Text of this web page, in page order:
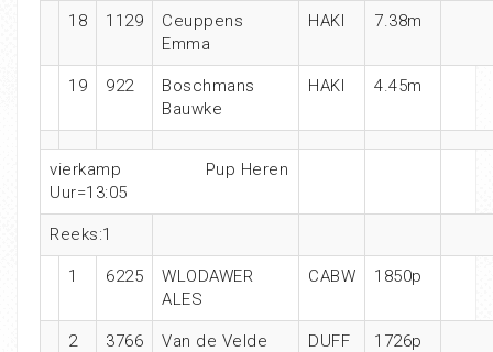
18 1129
Ceuppens
Emma
HAKI 7.38m
19 922
Boschmans
Bauwke
HAKI 4.45m
vierkamp Pup Heren
Uur=13:05
Reeks:1
1 6225
WLODAWER
ALES
CABW 1850p
2 3766
Van de Velde
DUFF 1726p